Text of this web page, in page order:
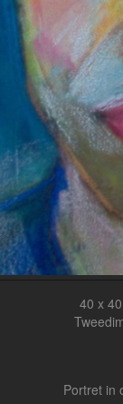
40 x
Portret in